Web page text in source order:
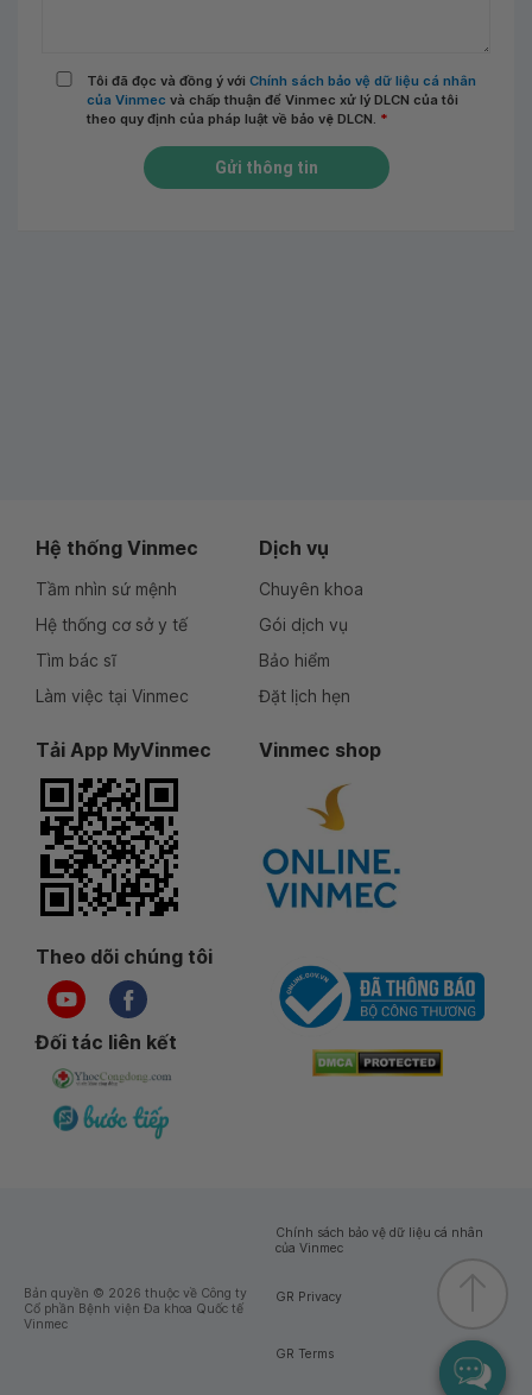
Tôi đã đọc và đồng ý với Chính sách bảo vệ dữ liệu cá nhân
của Vinmec và chấp thuận để Vinmec xử lý DLCN của tôi
theo quy định của pháp luật về bảo vệ DLCN. *
Gửi thông tin
Hệ thống Vinmec
Tầm nhìn sứ mệnh
Hệ thống cơ sở y tế
Tìm bác sĩ
Làm việc tại Vinmec
Dịch vụ
Chuyên khoa
Gói dịch vụ
Bảo hiểm
Đặt lịch hẹn
Tải App MyVinmec Vinmec shop
Theo dõi chúng tôi
Đối tác liên kết
Bản quyền © 2026 thuộc về Công ty
Cổ phần Bệnh viện Đa khoa Quốc tế
Vinmec
Chính sách bảo vệ dữ liệu cá nhân
của Vinmec
GR Privacy
GR Terms